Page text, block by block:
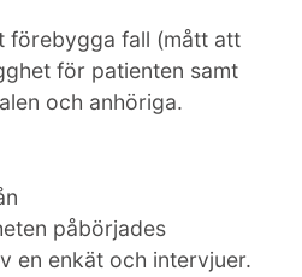
förebygga fall (mått att
för patienten samt
och anhöriga.
påbörjades
en enkät och intervjuer.